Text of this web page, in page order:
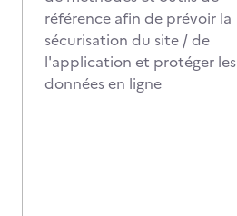
référence afin de prévoir la
sécurisation du site / de
l'application et protéger les
données en ligne